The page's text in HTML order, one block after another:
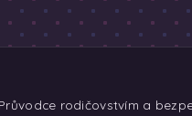
rodičovstvím a